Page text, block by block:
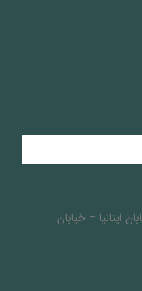
ايتاليا – خيابان